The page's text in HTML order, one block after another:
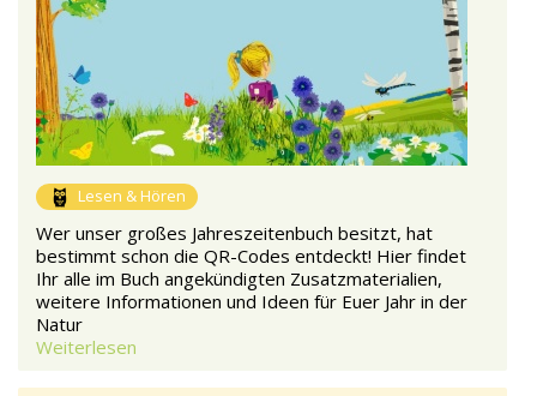
Lesen & Hören
Wer unser großes Jahreszeitenbuch besitzt, hat
bestimmt schon die QR-Codes entdeckt! Hier findet
Ihr alle im Buch angekündigten Zusatzmaterialien,
weitere Informationen und Ideen für Euer Jahr in der
Natur
Weiterlesen